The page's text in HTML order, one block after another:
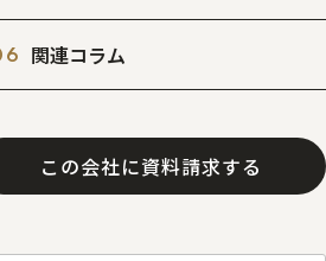
関連コラム
この会社に資料請求する